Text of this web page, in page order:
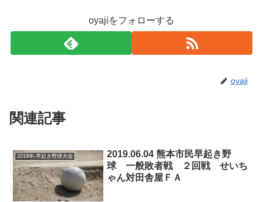
oyajiをフォローする
oyaji
関連記事
2019年-早起き野球大会
2019.06.04 熊本市民早起き野
球 一般敗者戦 ２回戦 せいち
ゃん対田舎屋ＦＡ